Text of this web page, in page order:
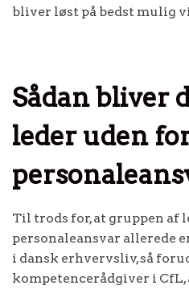
bliver løst på bedst mulig
Sådan bliver
leder uden
Til trods for, at gruppen af
personaleansvar allerede
i dansk erhvervsliv, så
kompetencerådgiver i CfL,